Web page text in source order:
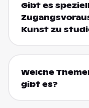
Gibt es
Kunst zu
Welche
gibt es?